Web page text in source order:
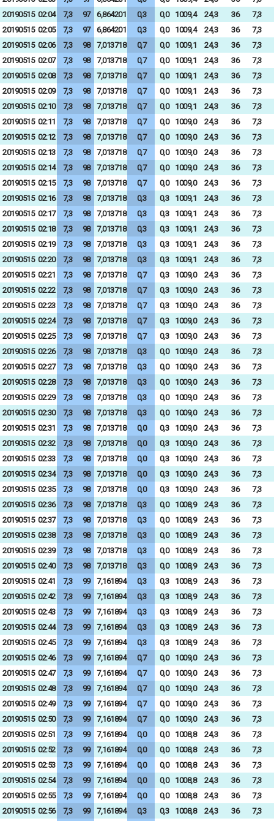
20190515 02:04 7,3 97 6,864201 0,3 0,0 1009,4 24,3 36
7,3
20190515 02:05 7,3 97 6,864201 0,3 0,0 1009,4 24,3 36
7,3
20190515 02:06 7,3 98 7,013718 0,7 0,0 1009,1 24,3 36
7,3
20190515 02:07 7,3 98 7,013718 0,7 0,0 1009,1 24,3 36
7,3
20190515 02:08 7,3 98 7,013718 0,7 0,0 1009,1 24,3 36
7,3
20190515 02:09 7,3 98 7,013718 0,7 0,0 1009,1 24,3 36
7,3
20190515 02:10 7,3 98 7,013718 0,7 0,0 1009,1 24,3 36
7,3
20190515 02:11 7,3 98 7,013718 0,7 0,0 1009,0 24,3 36
7,3
20190515 02:12 7,3 98 7,013718 0,7 0,0 1009,0 24,3 36
7,3
20190515 02:13 7,3 98 7,013718 0,7 0,0 1009,0 24,3 36
7,3
20190515 02:14 7,3 98 7,013718 0,7 0,0 1009,0 24,3 36
7,3
20190515 02:15 7,3 98 7,013718 0,7 0,0 1009,0 24,3 36
7,3
20190515 02:16 7,3 98 7,013718 0,3 0,3 1009,1 24,3 36
7,3
20190515 02:17 7,3 98 7,013718 0,3 0,3 1009,1 24,3 36
7,3
20190515 02:18 7,3 98 7,013718 0,3 0,3 1009,1 24,3 36
7,3
20190515 02:19 7,3 98 7,013718 0,3 0,3 1009,1 24,3 36
7,3
20190515 02:20 7,3 98 7,013718 0,3 0,3 1009,1 24,3 36
7,3
20190515 02:21 7,3 98 7,013718 0,7 0,3 1009,0 24,3 36
7,3
20190515 02:22 7,3 98 7,013718 0,7 0,3 1009,0 24,3 36
7,3
20190515 02:23 7,3 98 7,013718 0,7 0,3 1009,0 24,3 36
7,3
20190515 02:24 7,3 98 7,013718 0,7 0,3 1009,0 24,3 36
7,3
20190515 02:25 7,3 98 7,013718 0,7 0,3 1009,0 24,3 36
7,3
20190515 02:26 7,3 98 7,013718 0,3 0,0 1009,0 24,3 36
7,3
20190515 02:27 7,3 98 7,013718 0,3 0,0 1009,0 24,3 36
7,3
20190515 02:28 7,3 98 7,013718 0,3 0,0 1009,0 24,3 36
7,3
20190515 02:29 7,3 98 7,013718 0,3 0,0 1009,0 24,3 36
7,3
20190515 02:30 7,3 98 7,013718 0,3 0,0 1009,0 24,3 36
7,3
20190515 02:31 7,3 98 7,013718 0,0 0,3 1009,0 24,3 36
7,3
20190515 02:32 7,3 98 7,013718 0,0 0,3 1009,0 24,3 36
7,3
20190515 02:33 7,3 98 7,013718 0,0 0,3 1009,0 24,3 36
7,3
20190515 02:34 7,3 98 7,013718 0,0 0,3 1009,0 24,3 36
7,3
20190515 02:35 7,3 98 7,013718 0,0 0,3 1009,0 24,3 36
7,3
20190515 02:36 7,3 98 7,013718 0,3 0,0 1008,9 24,3 36
7,3
20190515 02:37 7,3 98 7,013718 0,3 0,0 1008,9 24,3 36
7,3
20190515 02:38 7,3 98 7,013718 0,3 0,0 1008,9 24,3 36
7,3
20190515 02:39 7,3 98 7,013718 0,3 0,0 1008,9 24,3 36
7,3
20190515 02:40 7,3 98 7,013718 0,3 0,0 1008,9 24,3 36
7,3
20190515 02:41 7,3 99 7,161894 0,3 0,3 1008,9 24,3 36
7,3
20190515 02:42 7,3 99 7,161894 0,3 0,3 1008,9 24,3 36
7,3
20190515 02:43 7,3 99 7,161894 0,3 0,3 1008,9 24,3 36
7,3
20190515 02:44 7,3 99 7,161894 0,3 0,3 1008,9 24,3 36
7,3
20190515 02:45 7,3 99 7,161894 0,3 0,3 1008,9 24,3 36
7,3
20190515 02:46 7,3 99 7,161894 0,7 0,0 1009,0 24,3 36
7,3
20190515 02:47 7,3 99 7,161894 0,7 0,0 1009,0 24,3 36
7,3
20190515 02:48 7,3 99 7,161894 0,7 0,0 1009,0 24,3 36
7,3
20190515 02:49 7,3 99 7,161894 0,7 0,0 1009,0 24,3 36
7,3
20190515 02:50 7,3 99 7,161894 0,7 0,0 1009,0 24,3 36
7,3
20190515 02:51 7,3 99 7,161894 0,0 0,0 1008,8 24,3 36
7,3
20190515 02:52 7,3 99 7,161894 0,0 0,0 1008,8 24,3 36
7,3
20190515 02:53 7,3 99 7,161894 0,0 0,0 1008,8 24,3 36
7,3
20190515 02:54 7,3 99 7,161894 0,0 0,0 1008,8 24,3 36
7,3
20190515 02:55 7,3 99 7,161894 0,0 0,0 1008,8 24,3 36
7,3
20190515 02:56 7,3 99 7,161894 0,3 0,3 1008,8 24,3 36
7,3